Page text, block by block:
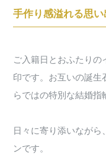
手作り感溢れる思
ご入籍日とおふたりの
印です。お互いの誕生
らではの特別な結婚指
日々に寄り添いながら
ンです。